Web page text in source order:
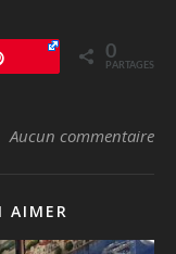
0
PARTAGES
Aucun commentaire
AIMER